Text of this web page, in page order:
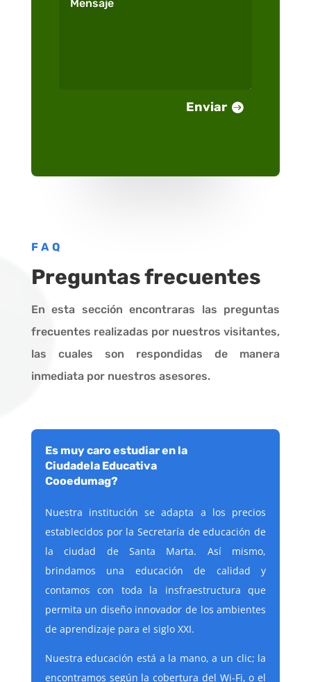
Enviar
FAQ
Preguntas frecuentes
En esta sección encontraras las preguntas
frecuentes realizadas por nuestros visitantes,
las cuales son respondidas de manera
inmediata por nuestros asesores.
Es muy caro estudiar en la
Ciudadela Educativa
Cooedumag?
Nuestra institución se adapta a los precios
establecidos por la Secretaría de educación de
la ciudad de Santa Marta. Así mismo,
brindamos una educación de calidad y
contamos con toda la insfraestructura que
permita un diseño innovador de los ambientes
de aprendizaje para el siglo XXI.
Nuestra educación está a la mano, a un clic; la
encontramos según la cobertura del Wi-Fi, o el